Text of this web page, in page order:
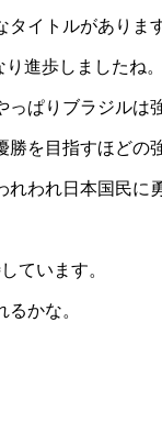
イトルがありま
進歩しましたね。
ぱりブラジルは
を目指すほどの
われ日本国民に
ています。
かな。